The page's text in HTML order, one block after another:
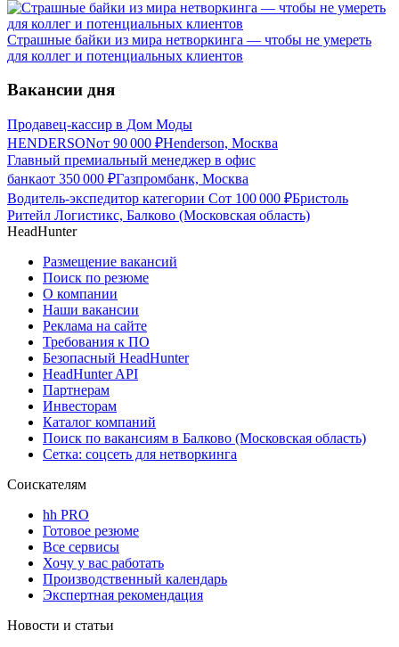
Страшные байки из мира нетворкинга — чтобы не умереть
для коллег и потенциальных клиентов
Вакансии дня
Продавец-кассир в Дом Моды
HENDERSONот 90 000 ₽Henderson, Москва
Главный премиальный менеджер в офис
банкаот 350 000 ₽Газпромбанк, Москва
Водитель-экспедитор категории Сот 100 000 ₽Бристоль
Ритейл Логистикс, Балково (Московская область)
HeadHunter
Размещение вакансий
Поиск по резюме
О компании
Наши вакансии
Реклама на сайте
Требования к ПО
Безопасный HeadHunter
HeadHunter API
Партнерам
Инвесторам
Каталог компаний
Поиск по вакансиям в Балково (Московская область)
Сетка: соцсеть для нетворкинга
Соискателям
hh PRO
Готовое резюме
Все сервисы
Хочу у вас работать
Производственный календарь
Экспертная рекомендация
Новости и статьи